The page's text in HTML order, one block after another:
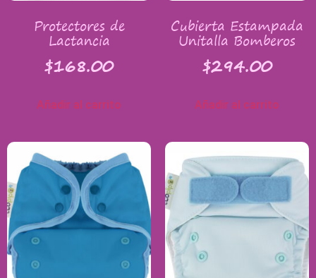
Protectores de
Lactancia
$168.00
Añadir al carrito
Cubierta Estampada
Unitalla Bomberos
$294.00
Añadir al carrito